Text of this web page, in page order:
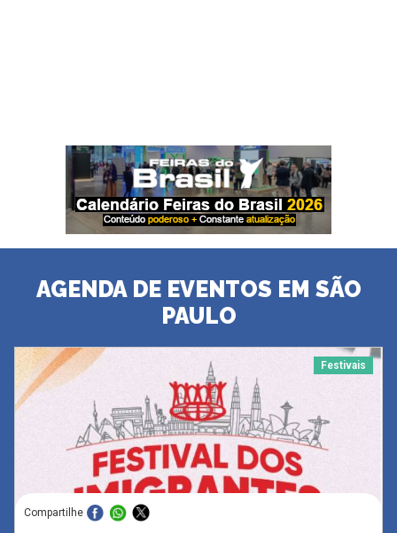
AGENDA DE EVENTOS EM SÃO
PAULO
Festivais
Compartilhe